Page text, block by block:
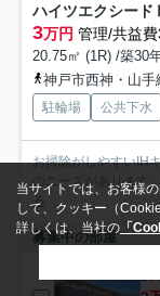
ハイツエクシード
3万円 管理/共益
20.75㎡ (1R) /築30
神戸市西神・山手線
駐輪場 公共下水
お掃除がしやすいIH
のニーズがあります
る
募集中の部屋
当サイトでは、お客様
して、クッキー（
詳しくは、当社の 「